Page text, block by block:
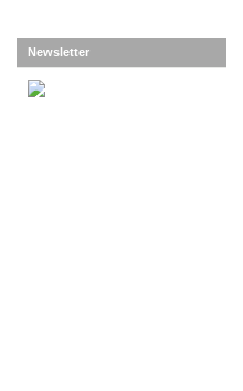
Newsletter